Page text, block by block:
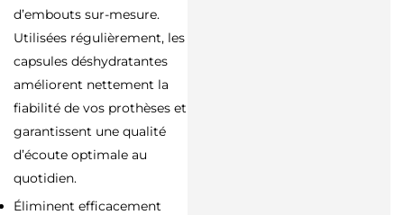
d’embouts sur-mesure.
Utilisées régulièrement, les
capsules déshydratantes
améliorent nettement la
fiabilité de vos prothèses et
garantissent une qualité
d’écoute optimale au
quotidien.
Éliminent efficacement